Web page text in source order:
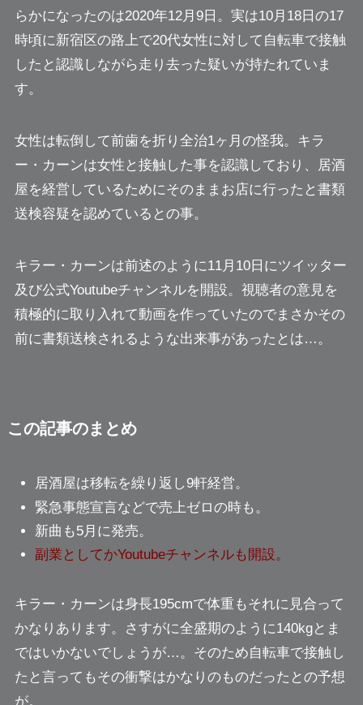
らかになったのは2020年12月9日。実は10月18日の17
時頃に新宿区の路上で20代女性に対して 自転車で接触
したと認識しながら走り去った疑いが持たれていま
す。
女性は転倒して前歯を折り全治1ヶ月の怪我。キラ
ー・カーンは女性と接触した事を認識しており、居酒
屋を経営しているためにそのままお店に行ったと書類
送検容疑を認めているとの事。
キラー・カーンは前述のように11月10日にツイッター
及び公式Youtubeチャンネルを開設。視聴者の意見を
積極的に取り入れて動画を作っていたのでまさかその
前に書類送検されるような出来事があったとは…。
この記事のまとめ
居酒屋は移転を繰り返し9軒経営。
緊急事態宣言などで売上ゼロの時も。
新曲も5月に発売。
副業としてかYoutubeチャンネルも開設。
キラー・カーンは身長195cmで体重もそれに見合って
かなりあります。
さすがに全盛期のように140kgとま
ではいかないでしょうが…。そのため自転車で接触し
たと言ってもその衝撃はかなりのものだったとの予想
が。